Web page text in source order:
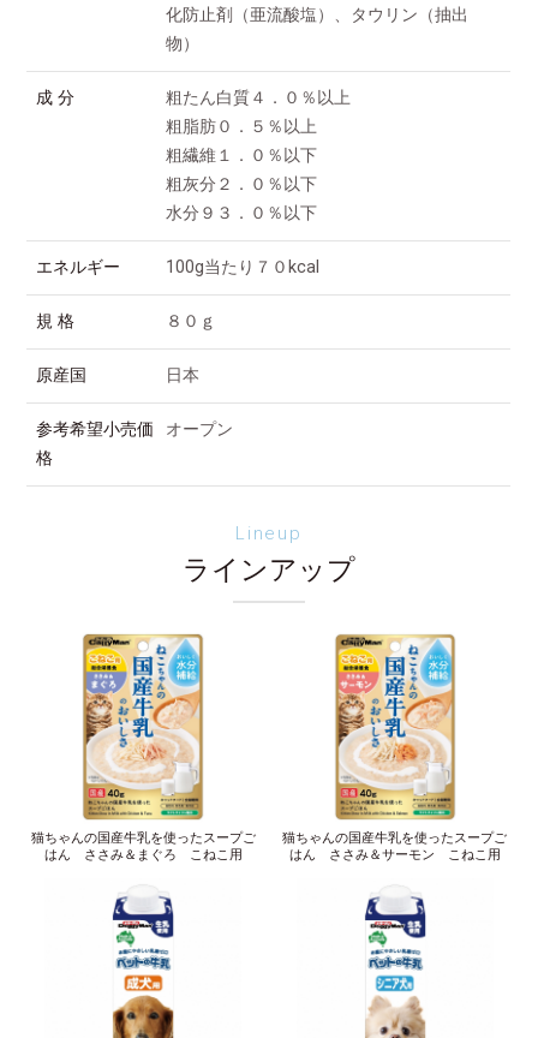
化防止剤（亜流酸塩）、タウリン（抽出
物）
成 分
粗たん白質４．０％以上
粗脂肪０．５％以上
粗繊維１．０％以下
粗灰分２．０％以下
水分９３．０％以下
エネルギー 100g当たり７０kcal
規 格 ８０ｇ
原産国 日本
参考希望小売価
格
オープン
Lineup
ラインアップ
猫ちゃんの国産牛乳を使ったスープご
はん ささみ＆まぐろ こねこ用
猫ちゃんの国産牛乳を使ったスープご
はん ささみ＆サーモン こねこ用